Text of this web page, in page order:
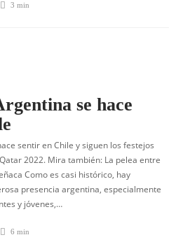
3 min
se hace
sentir en Chile y siguen los festejos
2022. Mira también: La pelea entre
Como es casi histórico, hay
presencia argentina, especialmente
y jóvenes,…
6 min